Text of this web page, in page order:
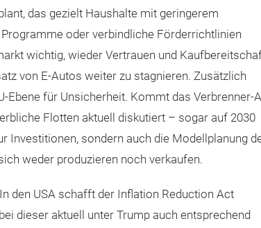
das gezielt Haushalte mit geringerem
oder verbindliche Förderrichtlinien
wichtig, wieder Vertrauen und
von E-Autos weiter zu stagnieren. Zusätzlich
für Unsicherheit. Kommt das Verbrenner-
Flotten aktuell diskutiert – sogar auf 2030
Investitionen, sondern auch die Modellplanung
weder produzieren noch verkaufen.
den USA schafft der Inflation Reduction Act
dieser aktuell unter Trump auch entsprechend